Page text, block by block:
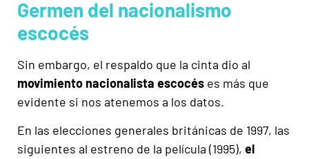
Germen del nacionalismo
escocés
Sin embargo, el respaldo que la cinta dio al
movimiento nacionalista escocés es más que
evidente si nos atenemos a los datos.
En las elecciones generales británicas de 1997, las
siguientes al estreno de la película (1995), el